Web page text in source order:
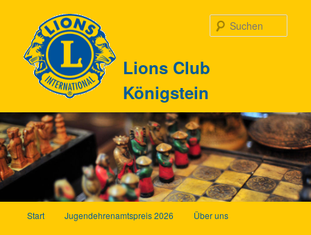
wechseln
Lions Club
Königstein
Start Jugendehrenamtspreis 2026 Über uns